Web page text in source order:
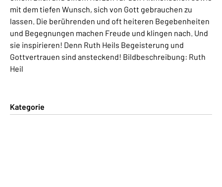
mit dem tiefen Wunsch, sich von Gott gebrauchen zu
lassen. Die berührenden und oft heiteren Begebenheiten
und Begegnungen machen Freude und klingen nach. Und
sie inspirieren! Denn Ruth Heils Begeisterung und
Gottvertrauen sind ansteckend! Bildbeschreibung: Ruth
Heil
Kategorie